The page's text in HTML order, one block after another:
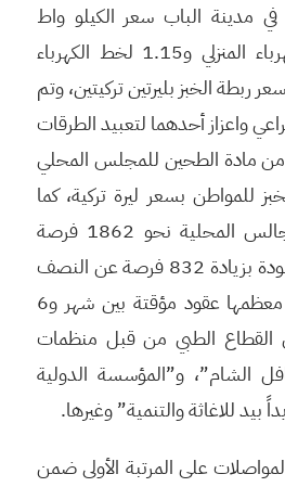
مدينة الباب سعر الكيلو واط
88.8 قرش لخط الكهرباء المنزلي و1.15 لخط الكهرباء
ربطة الخبز بليرتين تركيتين، وتم
واعزاز أحدهما لتعبيد الطرقات
لتقديم 50% من مادة الطحين للمجلس المحلي
للمواطن بسعر ليرة تركية، كما
وفرت المنظمات والمجالس المحلية نحو 1862 فرصة
عمل خلال الفترة المرصودة بزيادة 832 فرصة عن النصف
السابق بنسبة 80%، معظمها عقود مؤقتة بين شهر و6
القطاع الطبي من قبل منظمات
الشام”، و”المؤسسة الدولية
بيد للاغاثة والتنمية” وغيرها.
على المرتبة الأولى ضمن